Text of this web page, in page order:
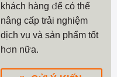
khách hàng để có thể
nâng cấp trải nghiệm
dịch vụ và sản phẩm tốt
hơn nữa.